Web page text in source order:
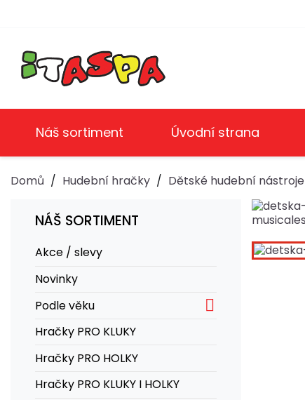
Náš sortiment Úvodní strana
Domů Hudební hračky Dětské hudební nástroje
NÁŠ SORTIMENT
Akce / slevy
Novinky
Podle věku

Hračky PRO KLUKY
Hračky PRO HOLKY
Hračky PRO KLUKY I HOLKY